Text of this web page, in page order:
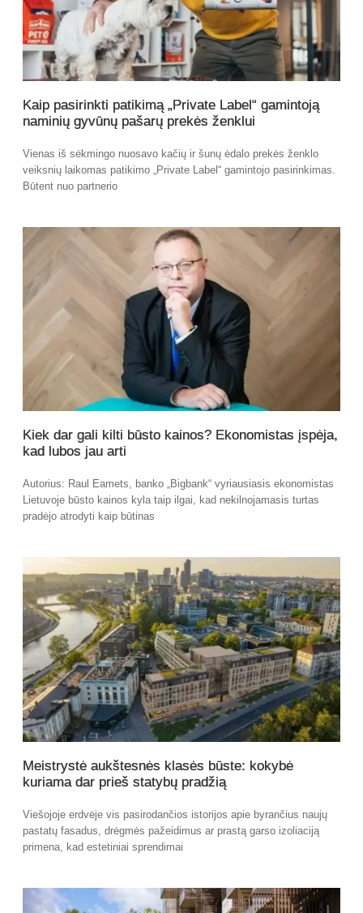
Kaip pasirinkti patikimą „Private Label“ gamintoją
naminių gyvūnų pašarų prekės ženklui
Vienas iš sėkmingo nuosavo kačių ir šunų ėdalo prekės ženklo
veiksnių laikomas patikimo „Private Label“ gamintojo pasirinkimas.
Būtent nuo partnerio
Kiek dar gali kilti būsto kainos? Ekonomistas įspėja,
kad lubos jau arti
Autorius: Raul Eamets, banko „Bigbank“ vyriausiasis ekonomistas
Lietuvoje būsto kainos kyla taip ilgai, kad nekilnojamasis turtas
pradėjo atrodyti kaip būtinas
Meistrystė aukštesnės klasės būste: kokybė
kuriama dar prieš statybų pradžią
Viešojoje erdvėje vis pasirodančios istorijos apie byrančius naujų
pastatų fasadus, drėgmės pažeidimus ar prastą garso izoliaciją
primena, kad estetiniai sprendimai